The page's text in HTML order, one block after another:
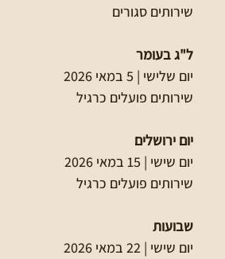
שירותים סגורים
ל"ג בעומר
יום שלישי | 5 במאי 2026
שירותים פועלים כרגיל
יום ירושלים
יום שישי | 15 במאי 2026
שירותים פועלים כרגיל
שבועות
יום שישי | 22 במאי 2026